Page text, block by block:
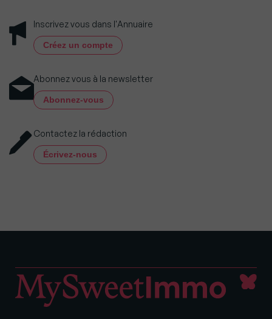
Inscrivez vous dans l'Annuaire
Créez un compte
Abonnez vous à la newsletter
Abonnez-vous
Contactez la rédaction
Écrivez-nous